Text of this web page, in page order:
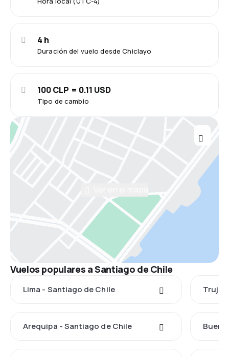
Duración del vuelo desde Chiclayo
4 h
Tipo de cambio
100 CLP = 0.11 USD
Vuelos populares a Santiago de Chile
Lima - Santiago de Chile
Arequipa - Santiago de Chile